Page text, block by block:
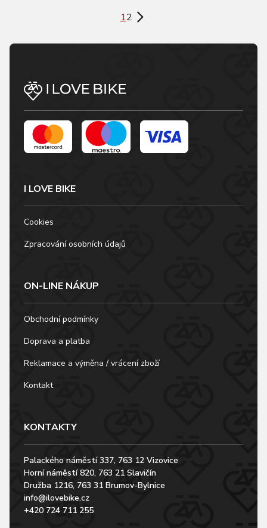
12
I LOVE BIKE
Cookies
Zpracování osobních údajů
ON-LINE NÁKUP
Obchodní podmínky
Doprava a platba
Reklamace a výměna / vrácení zboží
Kontakt
KONTAKTY
Palackého náměstí 337, 763 12 Vizovice
Horní náměstí 820, 763 21 Slavičín
Družba 1216, 763 31 Brumov-Bylnice
info@ilovebike.cz
+420 724 711 255